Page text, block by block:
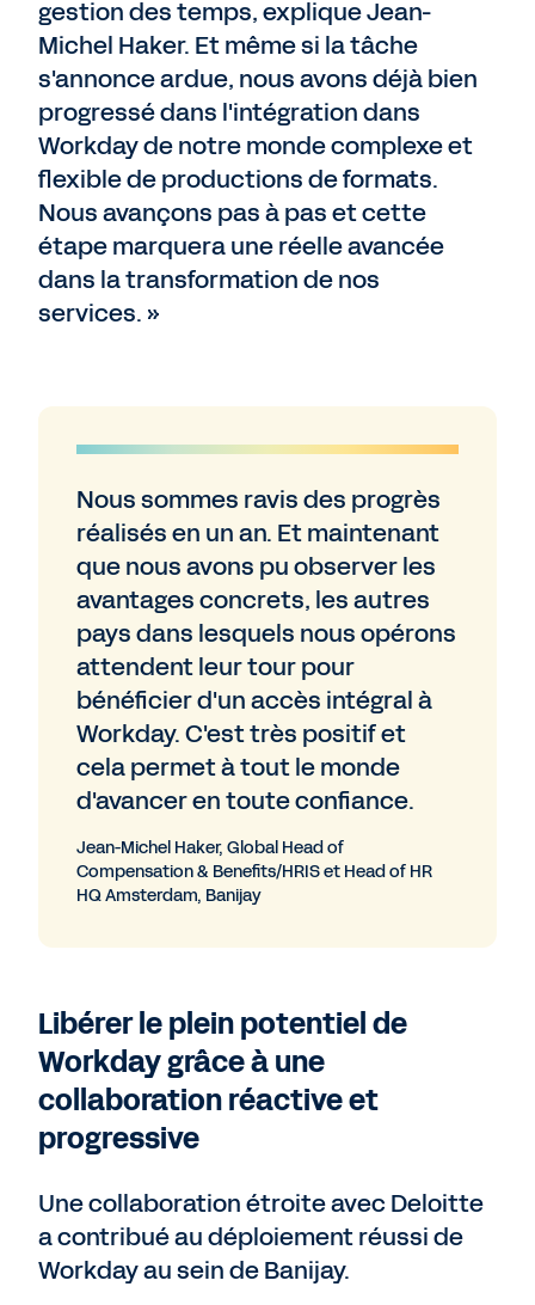
gestion des temps, explique Jean-
Michel Haker. Et même si la tâche
s'annonce ardue, nous avons déjà bien
progressé dans l'intégration dans
Workday de notre monde complexe et
flexible de productions de formats.
Nous avançons pas à pas et cette
étape marquera une réelle avancée
dans la transformation de nos
services. »
Nous sommes ravis des progrès
réalisés en un an. Et maintenant
que nous avons pu observer les
avantages concrets, les autres
pays dans lesquels nous opérons
attendent leur tour pour
bénéficier d'un accès intégral à
Workday. C'est très positif et
cela permet à tout le monde
d'avancer en toute confiance.
Jean-Michel Haker, Global Head of
Compensation & Benefits/HRIS et Head of HR
HQ Amsterdam, Banijay
Libérer le plein potentiel de
Workday grâce à une
collaboration réactive et
progressive
Une collaboration étroite avec Deloitte
a contribué au déploiement réussi de
Workday au sein de Banijay.